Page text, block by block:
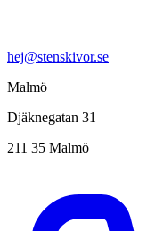
hej@stenskivor.se
Malmö
Djäknegatan 31
211 35 Malmö